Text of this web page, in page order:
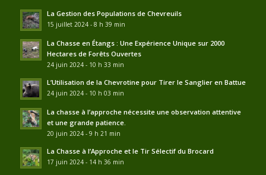
La Gestion des Populations de Chevreuils
15 juillet 2024 - 8 h 39 min
La Chasse en Étangs : Une Expérience Unique sur 2000
Hectares de Forêts Ouvertes
24 juin 2024 - 10 h 33 min
L’Utilisation de la Chevrotine pour Tirer le Sanglier en Battue
24 juin 2024 - 10 h 03 min
La chasse à l’approche nécessite une observation attentive
et une grande patience.
20 juin 2024 - 9 h 21 min
La Chasse à l’Approche et le Tir Sélectif du Brocard
17 juin 2024 - 14 h 36 min